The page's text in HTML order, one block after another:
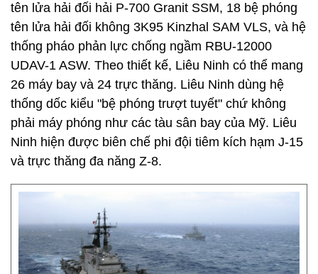
tên lửa hải đối hải P-700 Granit SSM, 18 bệ phóng
tên lửa hải đối không 3K95 Kinzhal SAM VLS, và hệ
thống pháo phản lực chống ngầm RBU-12000
UDAV-1 ASW. Theo thiết kế, Liêu Ninh có thể mang
26 máy bay và 24 trực thăng. Liêu Ninh dùng hệ
thống dốc kiểu "bệ phóng trượt tuyết" chứ không
phải máy phóng như các tàu sân bay của Mỹ. Liêu
Ninh hiện được biên chế phi đội tiêm kích hạm J-15
và trực thăng đa năng Z-8.